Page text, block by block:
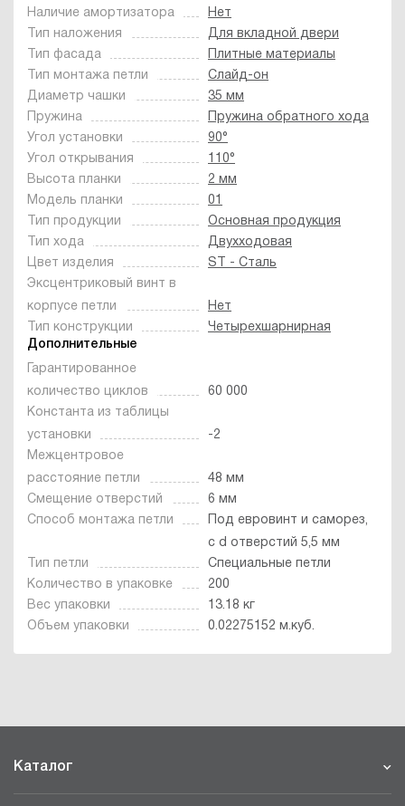
Наличие амортизатора
Нет
Тип наложения
Для вкладной двери
Тип фасада
Плитные материалы
Тип монтажа петли
Слайд-он
Диаметр чашки
35 мм
Пружина
Пружина обратного хода
Угол установки
90°
Угол открывания
110°
Высота планки
2 мм
Модель планки
01
Тип продукции
Основная продукция
Тип хода
Двухходовая
Цвет изделия
ST - Сталь
Эксцентриковый винт в
корпусе петли
Нет
Тип конструкции
Четырехшарнирная
Дополнительные
Гарантированное
количество циклов
60 000
Константа из таблицы
установки
-2
Межцентровое
расстояние петли
48 мм
Смещение отверстий
6 мм
Способ монтажа петли
Под евровинт и саморез,
с d отверстий 5,5 мм
Тип петли
Специальные петли
Количество в упаковке
200
Вес упаковки
13.18 кг
Объем упаковки
0.02275152 м.куб.
Каталог